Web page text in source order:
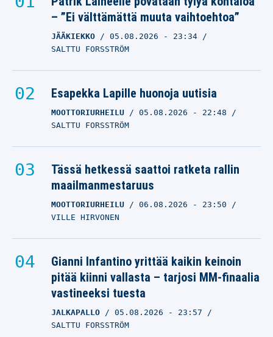
– ”Ei välttämättä muuta vaihtoehtoa”
JÄÄKIEKKO 05.08.2026 - 23:34
SALTTU FORSSTRÖM
Esapekka Lapille huonoja uutisia
MOOTTORIURHEILU 05.08.2026 - 22:48
SALTTU FORSSTRÖM
Tässä hetkessä saattoi ratketa rallin
maailmanmestaruus
MOOTTORIURHEILU 06.08.2026 - 23:50
VILLE HIRVONEN
Gianni Infantino yrittää kaikin keinoin
pitää kiinni vallasta – tarjosi MM-finaalia
vastineeksi tuesta
JALKAPALLO 05.08.2026 - 23:57
SALTTU FORSSTRÖM